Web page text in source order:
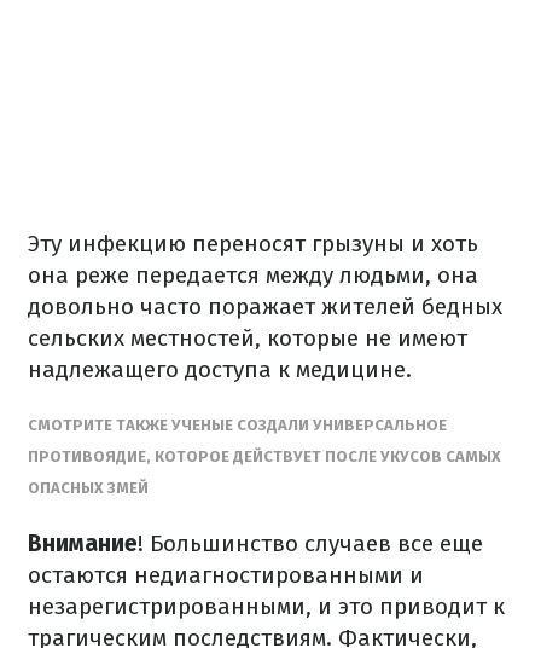
Эту инфекцию переносят грызуны и хоть
она реже передается между людьми, она
довольно часто поражает жителей бедных
сельских местностей, которые не имеют
надлежащего доступа к медицине.
СМОТРИТЕ ТАКЖЕ УЧЕНЫЕ СОЗДАЛИ УНИВЕРСАЛЬНОЕ
ПРОТИВОЯДИЕ, КОТОРОЕ ДЕЙСТВУЕТ ПОСЛЕ УКУСОВ САМЫХ
ОПАСНЫХ ЗМЕЙ
Внимание! Большинство случаев все еще
остаются недиагностированными и
незарегистрированными, и это приводит к
трагическим последствиям. Фактически,